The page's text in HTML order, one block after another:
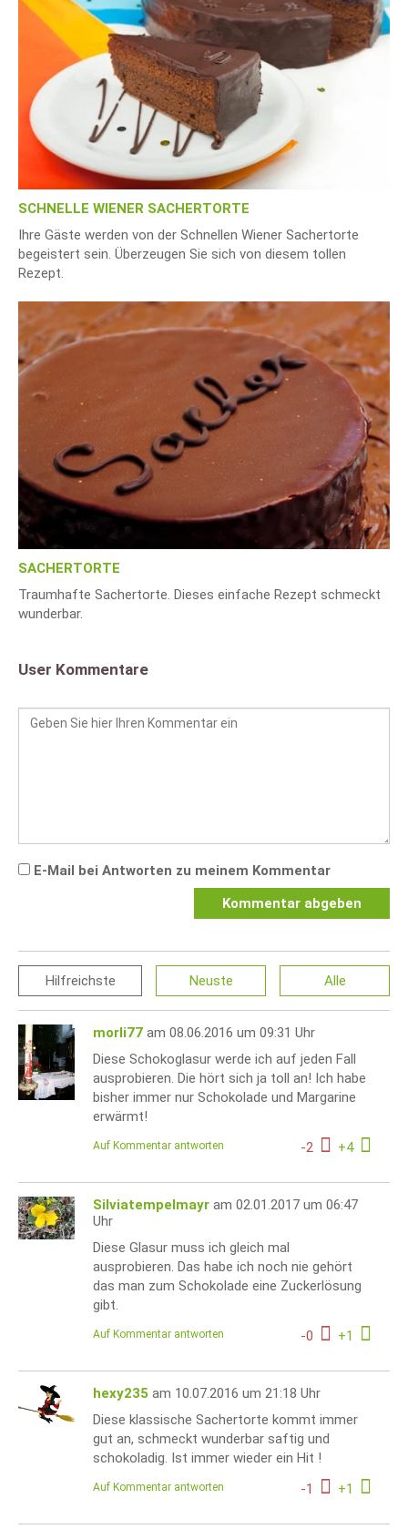
SCHNELLE WIENER SACHERTORTE
Ihre Gäste werden von der Schnellen Wiener Sachertorte
begeistert sein. Überzeugen Sie sich von diesem tollen
Rezept.
SACHERTORTE
Traumhafte Sachertorte. Dieses einfache Rezept schmeckt
wunderbar.
User Kommentare
E-Mail bei Antworten zu meinem Kommentar
Kommentar abgeben
Hilfreichste Neuste Alle
morli77 am 08.06.2016 um 09:31 Uhr
Diese Schokoglasur werde ich auf jeden Fall
ausprobieren. Die hört sich ja toll an! Ich habe
bisher immer nur Schokolade und Margarine
erwärmt!
-2 +4
Auf Kommentar antworten
Silviatempelmayr am 02.01.2017 um 06:47
Uhr
Diese Glasur muss ich gleich mal
ausprobieren. Das habe ich noch nie gehört
das man zum Schokolade eine Zuckerlösung
gibt.
-0 +1
Auf Kommentar antworten
hexy235 am 10.07.2016 um 21:18 Uhr
Diese klassische Sachertorte kommt immer
gut an, schmeckt wunderbar saftig und
schokoladig. Ist immer wieder ein Hit !
-1 +1
Auf Kommentar antworten